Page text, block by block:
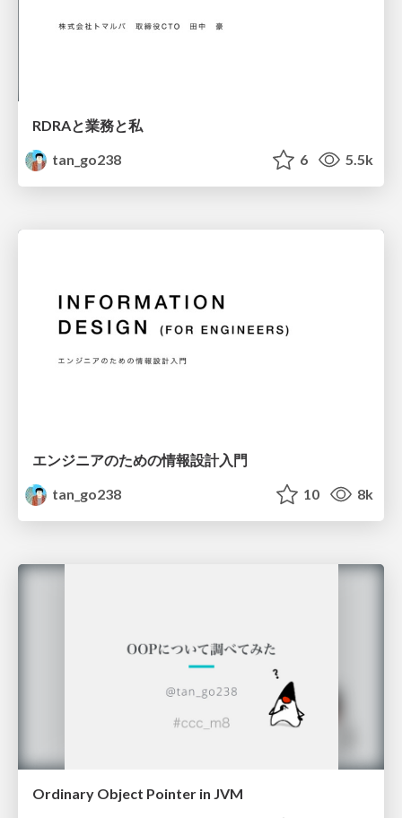
RDRAと業務と私
tan_go238
6 5.5k
エンジニアのための情報設計入門
tan_go238
10 8k
Ordinary Object Pointer in JVM